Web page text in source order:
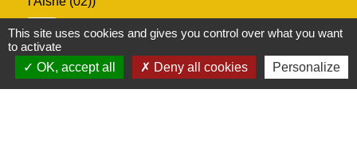
RÉGION (Conseil régional des Hauts-de-
France)
This site uses cookies and gives you control over what you want
to activate
OK, accept all
Deny all cookies Personalize